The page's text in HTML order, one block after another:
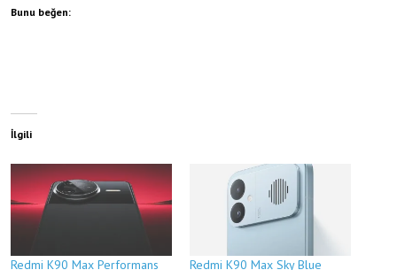
Bunu beğen:
İlgili
Redmi K90 Max Performans
Redmi K90 Max Sky Blue